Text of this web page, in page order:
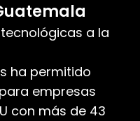
a la
ha permitido
empresas
con más de 43